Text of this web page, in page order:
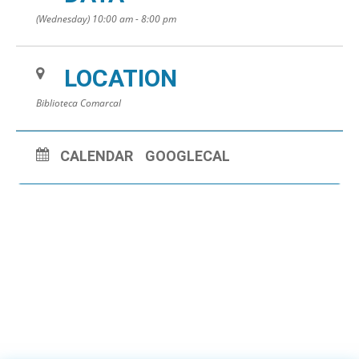
(Wednesday) 10:00 am - 8:00 pm
LOCATION
Biblioteca Comarcal
CALENDAR GOOGLECAL